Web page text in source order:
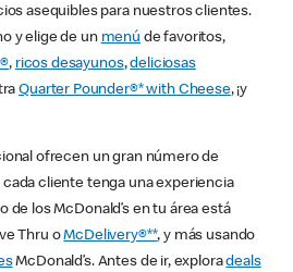
asequibles para nuestros clientes.
y elige de un menú de favoritos,
, ricos desayunos,deliciosas
Quarter Pounder®* with Cheese, ¡y
ofrecen un gran número de
cliente tenga una experiencia
de los McDonald’s en tu área está
Thru oMcDelivery®**, y más usando
McDonald’s. Antes de ir, exploradeals